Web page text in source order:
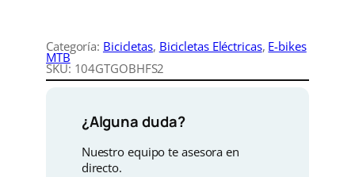
o
r
i
g
a
c
u
B
L
A
Categoría: Bicicletas, Bicicletas Eléctricas, E-bikes
MTB
SKU: 104GTGOBHFS2
¿Alguna duda?
Nuestro equipo te asesora en
directo.